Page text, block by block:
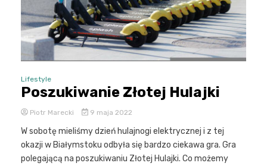
Lifestyle
Poszukiwanie Złotej Hulajki
Piotr Marecki 9 maja 2022
W sobotę mieliśmy dzień hulajnogi elektrycznej i z tej
okazji w Białymstoku odbyła się bardzo ciekawa gra. Gra
polegającą na poszukiwaniu Złotej Hulajki. Co możemy